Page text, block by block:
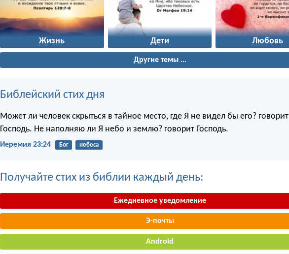
Жизнь Дети Любовь
Другие темы ...
Библейский стих дня
Может ли человек скрыться в тайное место, где Я не видел бы его? говорит
Господь. Не наполняю ли Я небо и землю? говорит Господь.
Иеремия 23:24 Бог небеса
Получайте стих из библии каждый день:
Ежедневное уведомление
Э-почты
Android